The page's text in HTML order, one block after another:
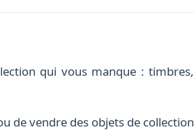
qui vous manque : timbres,
de vendre des objets de collection